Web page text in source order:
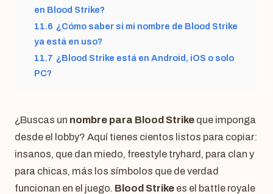
en Blood Strike?
11.6 ¿Cómo saber si mi nombre de Blood Strike
ya está en uso?
11.7 ¿Blood Strike está en Android, iOS o solo
PC?
¿Buscas un nombre para Blood Strike que imponga
desde el lobby? Aquí tienes cientos listos para copiar:
insanos, que dan miedo, freestyle tryhard, para clan y
para chicas, más los símbolos que de verdad
funcionan en el juego. Blood Strike es el battle royale